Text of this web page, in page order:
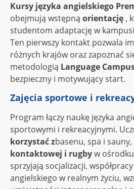
Kursy języka angielskiego
obejmują wstępną orientację ,
studentom adaptację w
Ten pierwszy kontakt pozwala
różnych krajów oraz zapoznać
metodologią Language
bezpieczny i motywujący start.
Zajęcia sportowe i
Program łączy naukę języka
sportowymi i rekreacyjnymi.
korzystać zbasenu, spa i sauny,
kontaktowej i rugbyw
sprzyjają socjalizacji,
angielskiego w realnym życiu,